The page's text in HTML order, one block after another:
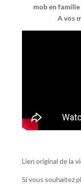
mob en
A vos
Lien original de la
Si vous souhaitez